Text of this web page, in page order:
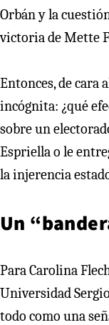
Orbán y la
victoria de Mette
Entonces, de cara
incógnita: ¿qué
sobre un
Espriella o le
la injerencia
Un
Para Carolina
Universidad
todo como una